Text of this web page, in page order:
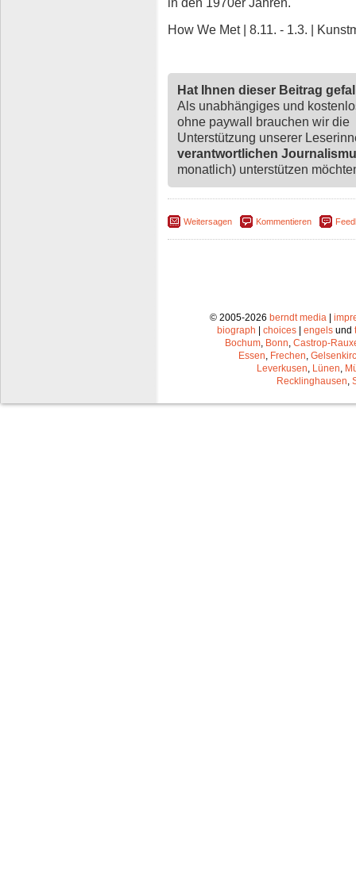
How We Met | 8.11. - 1.3. |
Hat Ihnen dieser Beitrag
Als unabhängiges und
ohne paywall brauchen wir die
Unterstützung unserer
verantwortlichen
monatlich) unterstützen
Weitersagen Kommentieren
© 2005-2026 berndt media |
biograph | choices | engels und
Bochum Bonn Castrop-
Essen Frechen
Leverkusen Lünen
Recklinghausen